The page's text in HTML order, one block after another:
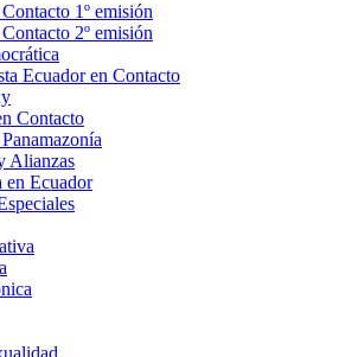
1º emisión
2º emisión
Ecuador en Contacto
Contacto
Alianzas
en Ecuador